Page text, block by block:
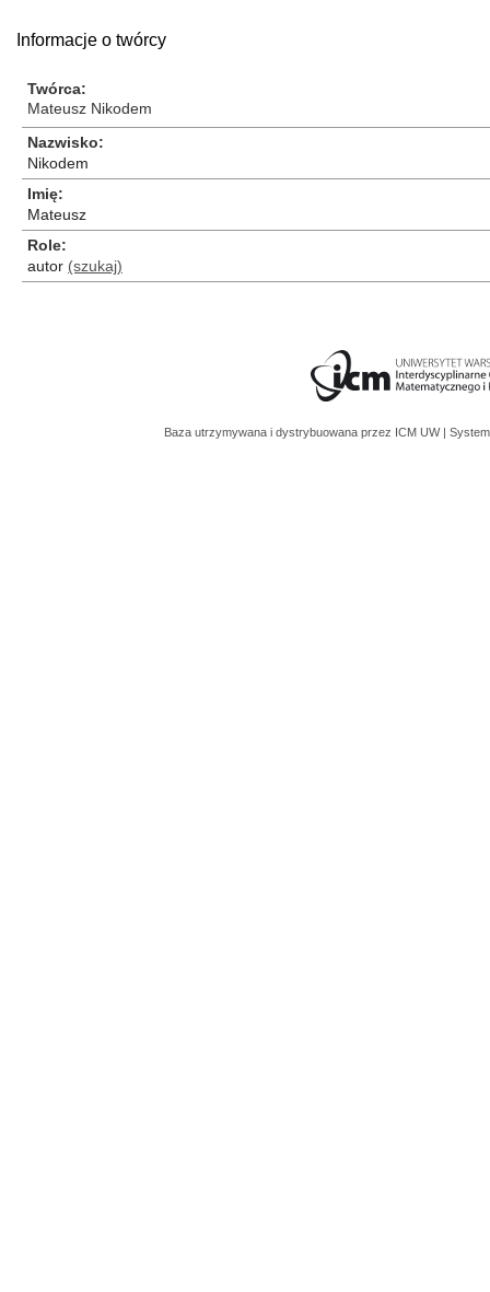
Informacje o twórcy
Twórca
Mateusz Nikodem
Nazwisko
Nikodem
Imię
Mateusz
Role
autor (szukaj)
Baza utrzymywana i dystrybuowana przez ICM UW |